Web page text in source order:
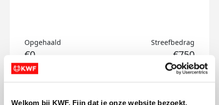
Welkom bij KWF. Fijn dat je onze website bezoekt.
Opgehaald
€0
Streefbedrag
€750
Doneer